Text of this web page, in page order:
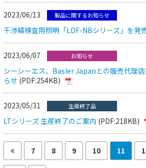
2023/06/13 製品に関するお知らせ
干渉縞検査用照明「LDF-NBシリーズ」を発
2023/06/07 お知らせ
シーシーエス、Basler Japanとの販売代理
らせ (PDF:254KB)
2023/05/31 生産終了品
LTシリーズ 生産終了のご案内 (PDF:218KB)
7 8 9 10 11